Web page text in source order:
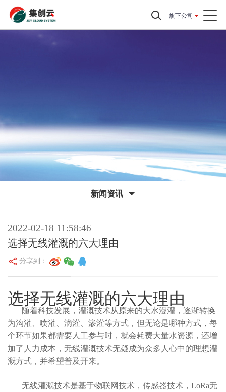
旗下公司
新闻资讯
2022-02-18 11:58:46
选择无线灌溉的六大理由
分享到：
选择无线灌溉的六大理由
随着科技发展，灌溉技术从原来的大水漫灌，逐渐转换
为沟灌、喷灌、滴灌、渗灌等方式，但无论是哪种方式，每
个环节如果都需要人工参与时，就会耗费大量水资源，还增
加了人力成本，无线灌溉技术无疑成为众多人心中的理想灌
溉方式，并希望普及开来。
无线灌溉技术是基于物联网技术，传感器技术，LoRa无